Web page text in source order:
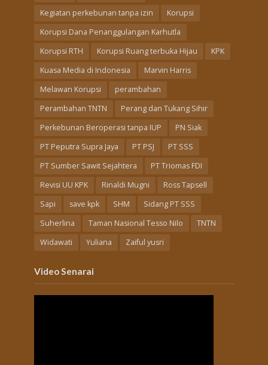
Kegiatan perkebunan tanpa izin
Korupsi
Korupsi Dana Penanggulangan Karhutla
Korupsi RTH
Korupsi Ruang terbuka Hijau
KPK
Kuasa Media di Indonesia
Marvin Harris
Melawan Korupsi
perambahan
Perambahan TNTN
Perang dan Tukang Sihir
Perkebunan Beroperasi tanpa IUP
PN Siak
PT Peputra Supra Jaya
PT PSJ
PT SSS
PT Sumber Sawit Sejahtera
PT Triomas FDI
Revisi UU KPK
Rinaldi Mugni
Ross Tapsell
Sapi
save kpk SHM
Sidang PT SSS
Suherlina
Taman Nasional Tesso Nilo
TNTN
Widawati
Yuliana Zaiful yusri
Video Senarai